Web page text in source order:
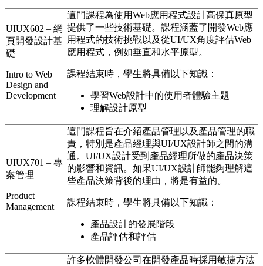
UIUX602 – 網
頁開發設計基
礎
Intro to Web
Design and
Development
這門課程為使用Web應用程式設計高保真原型
提供了一些技術基礎。課程涵蓋了開發Web應
用程式的技術挑戰以及從UI/UX角度評估Web
應用程式，例如垂直和水平原型。
課程結束時，學生將具備以下知識：
學習Web設計中的使用者體驗主題
理解設計原型
UIUX701 – 專
案管理
Product
Management
這門課程旨在介紹產品管理以及產品管理的職
責，特別是產品經理與UI/UX設計師之間的溝
通。UI/UX設計受到產品經理所做的產品決策
的影響和資訊。如果UI/UX設計師能夠理解這
些產品決策背後的理由，將是有益的。
課程結束時，學生將具備以下知識：
產品設計的發展階段
產品評估和評估
許多軟體開發公司在開發產品時採用敏捷方法